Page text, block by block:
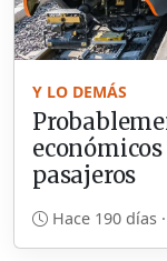
Y LO DEMÁS
pasajeros
Hace 190 días ·